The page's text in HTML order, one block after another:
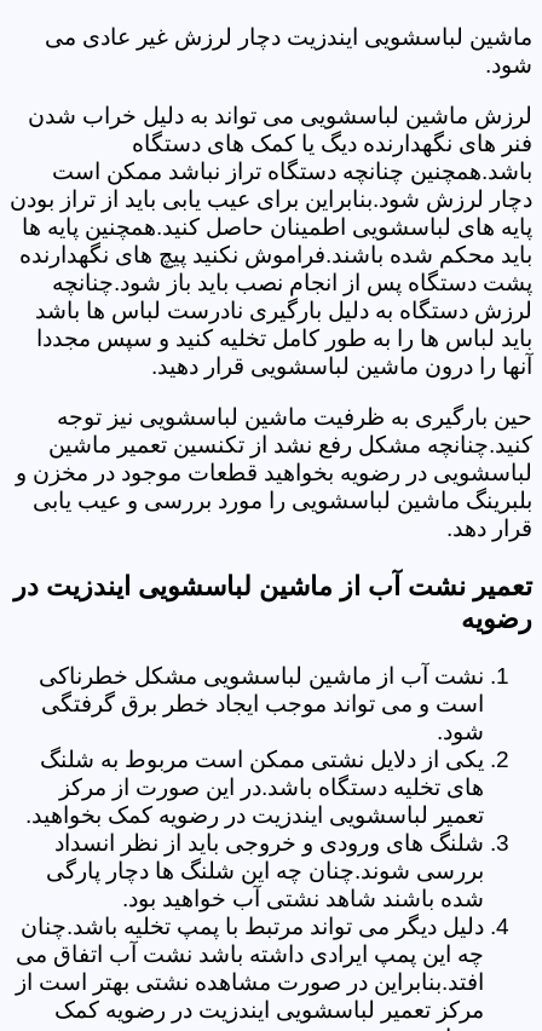
ماشین لباسشویی ایندزیت دچار لرزش غیر عادی می
شود.
لرزش ماشین لباسشویی می تواند به دلیل خراب شدن
فنر های نگهدارنده دیگ یا کمک های دستگاه
باشد.همچنین چنانچه دستگاه تراز نباشد ممکن است
دچار لرزش شود.بنابراین برای عیب یابی باید از تراز بودن
پایه های لباسشویی اطمینان حاصل کنید.همچنین پایه ها
باید محکم شده باشند.فراموش نکنید پیچ های نگهدارنده
پشت دستگاه پس از انجام نصب باید باز شود.چنانچه
لرزش دستگاه به دلیل بارگیری نادرست لباس ها باشد
باید لباس ها را به طور کامل تخلیه کنید و سپس مجددا
آنها را درون ماشین لباسشویی قرار دهید.
حین بارگیری به ظرفیت ماشین لباسشویی نیز توجه
کنید.چنانچه مشکل رفع نشد از تکنسین تعمیر ماشین
لباسشویی در رضویه بخواهید قطعات موجود در مخزن و
بلبرینگ ماشین لباسشویی را مورد بررسی و عیب یابی
قرار دهد.
تعمیر نشت آب از ماشین لباسشویی ایندزیت در
رضویه
نشت آب از ماشین لباسشویی مشکل خطرناکی
است و می تواند موجب ایجاد خطر برق گرفتگی
شود.
یکی از دلایل نشتی ممکن است مربوط به شلنگ
های تخلیه دستگاه باشد.در این صورت از مرکز
تعمیر لباسشویی ایندزیت در رضویه کمک بخواهید.
شلنگ های ورودی و خروجی باید از نظر انسداد
بررسی شوند.چنان چه این شلنگ ها دچار پارگی
شده باشند شاهد نشتی آب خواهید بود.
دلیل دیگر می تواند مرتبط با پمپ تخلیه باشد.چنان
چه این پمپ ایرادی داشته باشد نشت آب اتفاق می
افتد.بنابراین در صورت مشاهده نشتی بهتر است از
مرکز تعمیر لباسشویی ایندزیت در رضویه کمک